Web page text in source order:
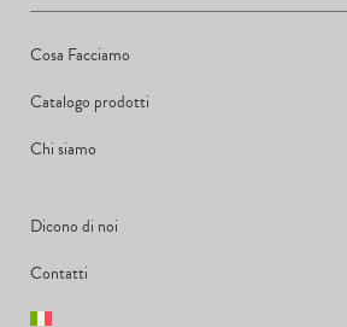
Cosa Facciamo
Catalogo prodotti
Chi siamo
Dicono di noi
Contatti